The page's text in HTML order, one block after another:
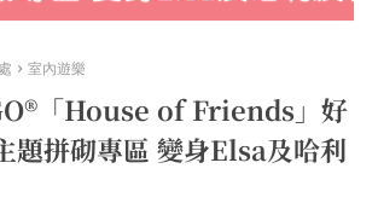
室內遊樂
「House of Friends」好
題拼砌專區 變身Elsa及哈利